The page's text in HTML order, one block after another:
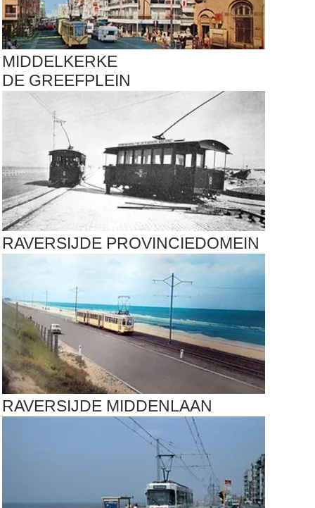
MIDDELKERKE
DE GREEFPLEIN
RAVERSIJDE PROVINCIEDOMEIN
RAVERSIJDE MIDDENLAAN